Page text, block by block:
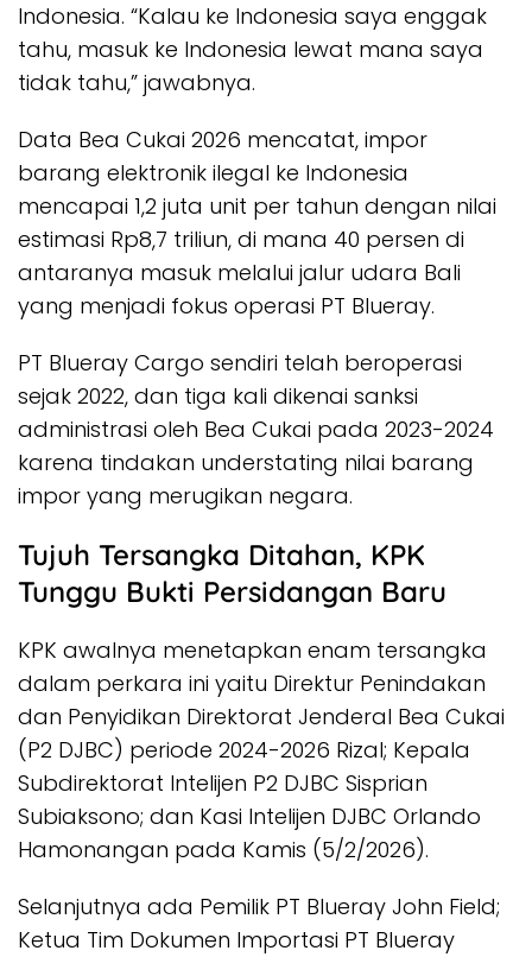
Indonesia. “Kalau ke Indonesia saya enggak
tahu, masuk ke Indonesia lewat mana saya
tidak tahu,” jawabnya.
Data Bea Cukai 2026 mencatat, impor
barang elektronik ilegal ke Indonesia
mencapai 1,2 juta unit per tahun dengan nilai
estimasi Rp8,7 triliun, di mana 40 persen di
antaranya masuk melalui jalur udara Bali
yang menjadi fokus operasi PT Blueray.
PT Blueray Cargo sendiri telah beroperasi
sejak 2022, dan tiga kali dikenai sanksi
administrasi oleh Bea Cukai pada 2023-2024
karena tindakan understating nilai barang
impor yang merugikan negara.
Tujuh Tersangka Ditahan, KPK
Tunggu Bukti Persidangan Baru
KPK awalnya menetapkan enam tersangka
dalam perkara ini yaitu Direktur Penindakan
dan Penyidikan Direktorat Jenderal Bea Cukai
(P2 DJBC) periode 2024-2026 Rizal; Kepala
Subdirektorat Intelijen P2 DJBC Sisprian
Subiaksono; dan Kasi Intelijen DJBC Orlando
Hamonangan pada Kamis (5/2/2026).
Selanjutnya ada Pemilik PT Blueray John Field;
Ketua Tim Dokumen Importasi PT Blueray